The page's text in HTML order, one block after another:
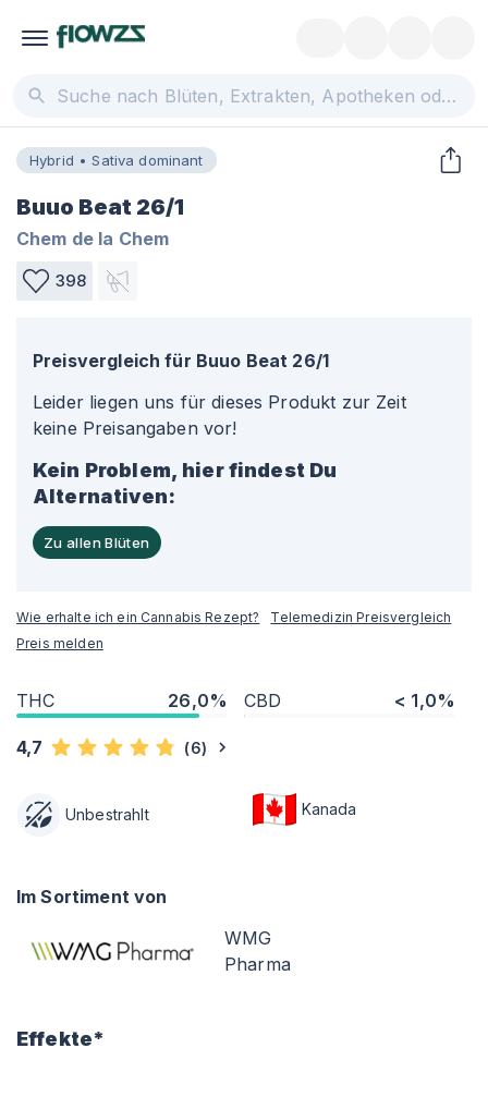
Hybrid • Sativa dominant
Buuo Beat 26/1
Chem de la Chem
398
Preisvergleich für Buuo Beat 26/1
Leider liegen uns für dieses Produkt zur Zeit
keine Preisangaben vor!
Kein Problem, hier findest Du
Alternativen:
Zu allen Blüten
Wie erhalte ich ein Cannabis Rezept?
Telemedizin Preisvergleich
Preis melden
THC 26,0% CBD < 1,0%
4,7 (6)
Unbestrahlt Kanada
Im Sortiment von
WMG
Pharma
Effekte*